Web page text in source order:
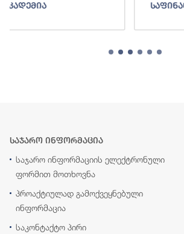
საფინანსო-ანალიტიკური
საჯარო ინფორმაცია
საჯარო ინფორმაციის ელექტრონული
ფორმით მოთხოვნა
პროაქტიულად გამოქვეყნებული
ინფორმაცია
საკონტაქტო პირი